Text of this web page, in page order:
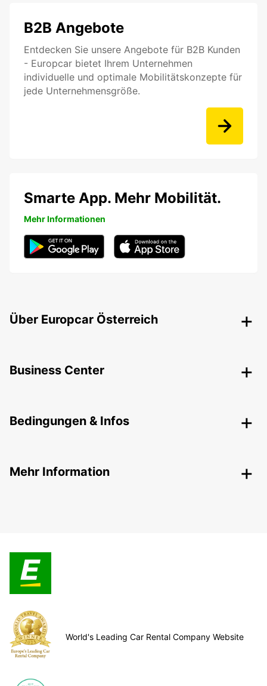
B2B Angebote
Entdecken Sie unsere Angebote für B2B Kunden
- Europcar bietet Ihrem Unternehmen
individuelle und optimale Mobilitätskonzepte für
jede Unternehmensgröße.
Smarte App. Mehr Mobilität.
Mehr Informationen
Über Europcar Österreich
Business Center
Bedingungen & Infos
Mehr Information
World's Leading Car Rental Company Website